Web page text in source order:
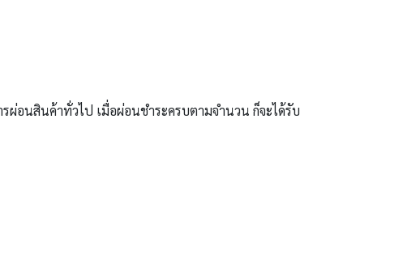
ผ่อนสินค้าทั่วไป เมื่อผ่อนชำระครบตามจำนวน ก็จะได้รับ